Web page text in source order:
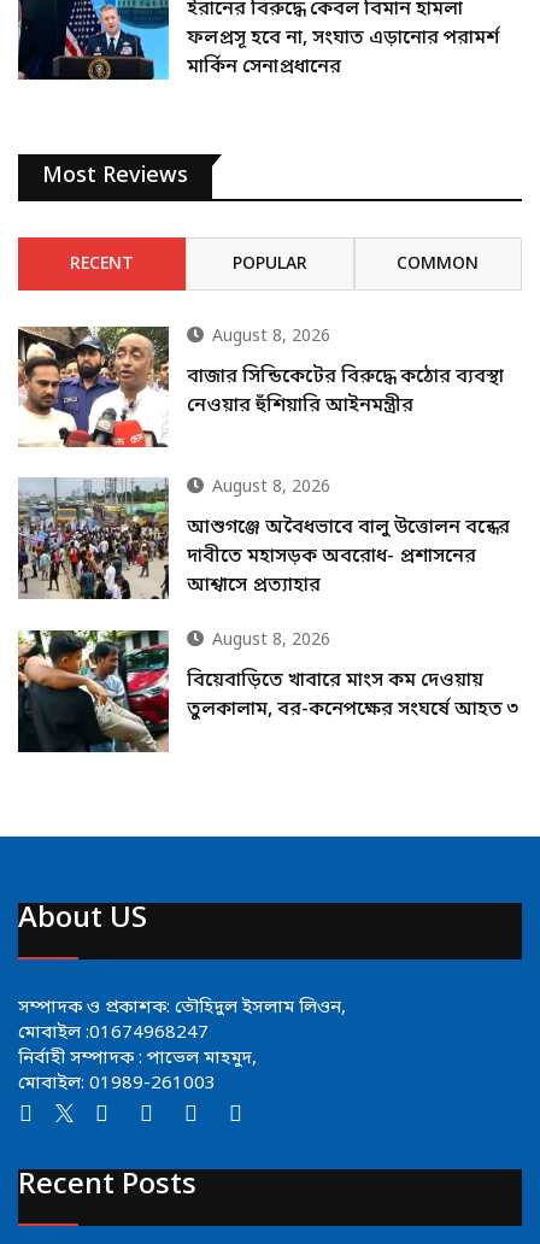
ইরানের বিরুদ্ধে কেবল বিমান হামলা
ফলপ্রসূ হবে না, সংঘাত এড়ানোর পরামর্শ
মার্কিন সেনাপ্রধানের
Most Reviews
RECENT POPULAR COMMON
August 8, 2026
বাজার সিন্ডিকেটের বিরুদ্ধে কঠোর ব্যবস্থা
নেওয়ার হুঁশিয়ারি আইনমন্ত্রীর
August 8, 2026
আশুগঞ্জে অবৈধভাবে বালু উত্তোলন বন্ধের
দাবীতে মহাসড়ক অবরোধ- প্রশাসনের
আশ্বাসে প্রত্যাহার
August 8, 2026
বিয়েবাড়িতে খাবারে মাংস কম দেওয়ায়
তুলকালাম, বর-কনেপক্ষের সংঘর্ষে আহত ৩
About US
সম্পাদক ও প্রকাশক: তৌহিদুল ইসলাম লিওন,
মোবাইল :01674968247
নির্বাহী সম্পাদক : পাভেল মাহমুদ,
মোবাইল: 01989-261003
Recent Posts